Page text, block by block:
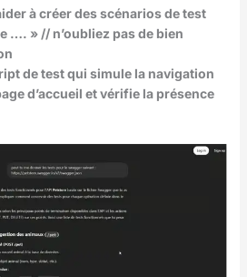
à créer des scénarios de test
…. » // n’oubliez pas de bien
de test qui simule la navigation
d’accueil et vérifie la présence